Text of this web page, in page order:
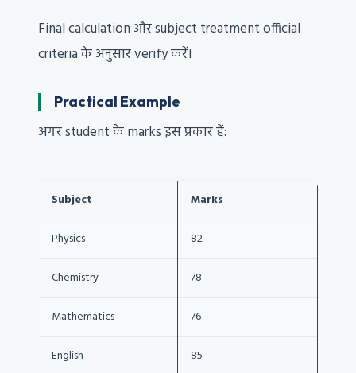
Final calculation और subject treatment official
criteria के अनुसार verify करें।
Practical Example
अगर student के marks इस प्रकार हैं:
Subject Marks
Physics 82
Chemistry 78
Mathematics 76
English 85